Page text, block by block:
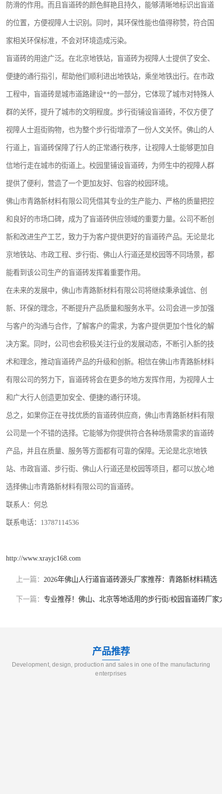
防滑的作用。而且盲道砖的颜色鲜艳且持久，能够清晰地标识出盲道
的位置，方便视障人士识别。同时，其环保性能也值得称赞，符合国
家相关环保标准，不会对环境造成污染。
盲道砖的用途广泛。在北京地铁站，盲道砖为视障人士提供了安全、
便捷的通行指引，帮助他们顺利进出地铁站，乘坐地铁出行。在市政
工程中，盲道砖是城市道路建设**的一部分，它体现了城市对特殊人
群的关怀，提升了城市的文明程度。步行街铺设盲道砖，不仅方便了
视障人士逛街购物，也为整个步行街增添了一份人文关怀。佛山的人
行道上，盲道砖保障了行人的正常通行秩序，让视障人士能够更加自
信地行走在城市的街道上。校园里铺设盲道砖，为师生中的视障人群
提供了便利，营造了一个更加友好、包容的校园环境。
佛山市青路新材料有限公司凭借其专业的生产能力、严格的质量把控
和良好的市场口碑，成为了盲道砖供应领域的重要力量。公司不断创
新和改进生产工艺，致力于为客户提供更好的盲道砖产品。无论是北
京地铁站、市政工程、步行街、佛山人行道还是校园等不同场景，都
能看到该公司生产的盲道砖发挥着重要作用。
在未来的发展中，佛山市青路新材料有限公司将继续秉承诚信、创
新、环保的理念，不断提升产品质量和服务水平。公司会进一步加强
与客户的沟通与合作，了解客户的需求，为客户提供更加个性化的解
决方案。同时，公司也会积极关注行业的发展动态，不断引入新的技
术和理念，推动盲道砖产品的升级和创新。相信在佛山市青路新材料
有限公司的努力下，盲道砖将会在更多的地方发挥作用，为视障人士
和广大行人创造更加安全、便捷的通行环境。
总之，如果你正在寻找优质的盲道砖供应商，佛山市青路新材料有限
公司是一个不错的选择。它能够为你提供符合各种场景需求的盲道砖
产品，并且在质量、服务等方面都有可靠的保障。无论是北京地铁
站、市政盲道、步行街、佛山人行道还是校园等项目，都可以放心地
选择佛山市青路新材料有限公司的盲道砖。
联系人：何总
联系电话：13787114536
http://www.xrayjc168.com
上一篇： 2026年佛山人行道盲道砖源头厂家推荐：青路新材料精选
下一篇： 专业推荐！佛山、北京等地适用的步行街/校园盲道砖厂家
产品推荐
Development, design, production and sales in one of the manufacturing
enterprises